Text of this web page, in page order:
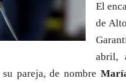
El
de
abril,
pareja, de nombre